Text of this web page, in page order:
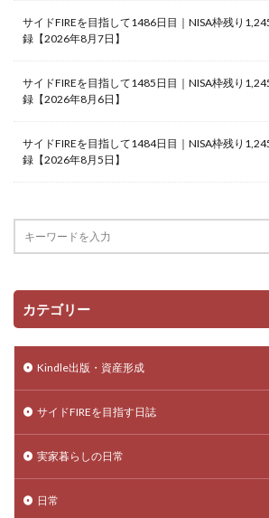
サイドFIREを目指して1486日目｜NISA枠残り
録【2026年8月7日】
サイドFIREを目指して1485日目｜NISA枠残り
録【2026年8月6日】
サイドFIREを目指して1484日目｜NISA枠残り
録【2026年8月5日】
カテゴリー
Kindle出版・資産形成
サイドFIREを目指す日誌
実家暮らしの日常
日常